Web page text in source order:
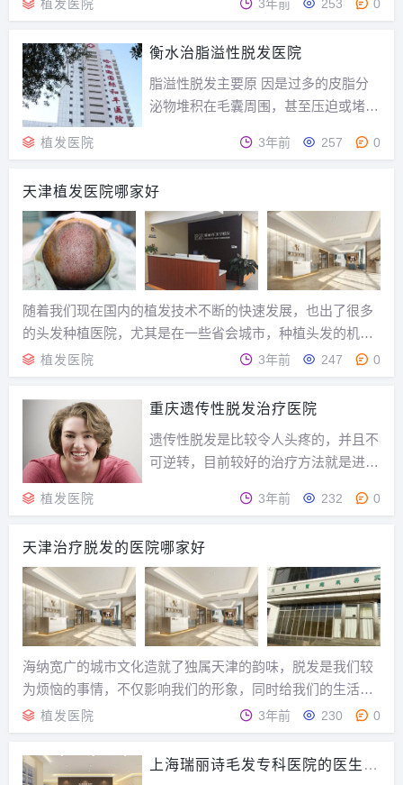
然也不例外。那么如何快速找到较好的发际线种植机构呢？
相信很多发友朋友都非常关心这个问题，头发君今天就...
植发医院 3年前 253 0
衡水治脂溢性脱发医院
脂溢性脱发主要原 因是过多的皮脂分
泌物堆积在毛囊周围，甚至压迫或堵塞
外，皮脂分泌物中的油酸、亚油酸等过
毒、枯萎、脱落。脂溢性脱发多发生于
皮脂腺分泌旺盛的青壮年，逐渐自头顶
开始脱发，蔓延至额部...
植发医院 3年前 257 0
天津植发医院哪家好
随着我们现在国内的植发技术不断的快速发展，也出了很多
的头发种植医院，尤其是在一些省会城市，种植头发的机构
都是比较多的，我们在选择上是要注意的，那么天津治疗脱
发的医院哪家好？植发医院应该怎么选呢？1、看规模，看是
否正规大气，心理上较起码能有个安全感；2、植发...
植发医院 3年前 247 0
重庆遗传性脱发治疗医院
遗传性脱发是比较令人头疼的，并且不
可逆转，目前较好的治疗方法就是进行
全国，下面就为大家具体介绍一下：重
疗遗传性脱发的治疗通常要看患者脱发
的程度，如果程度比较轻，前期可以用
药物控制，比如非那...
植发医院 3年前 232 0
天津治疗脱发的医院哪家好
海纳宽广的城市文化造就了独属天津的韵味，脱发是我们较
为烦恼的事情，不仅影响我们的形象，同时给我们的生活、
工作等多方面带来了苦恼。很多发友在选择植发的时候都对
植发医院的选择比较苦恼，那么植发医院应该怎么选呢？天
津治疗脱发的医院哪家好？植发医院应该怎么选呢？1...
植发医院 3年前 230 0
上海瑞丽诗毛发专科医院的医生，